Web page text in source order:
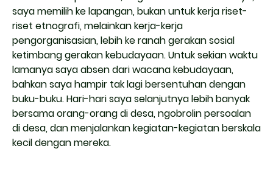
saya memilih ke lapangan, bukan untuk kerja riset-
riset etnografi, melainkan kerja-kerja
pengorganisasian, lebih ke ranah gerakan sosial
ketimbang gerakan kebudayaan. Untuk sekian waktu
lamanya saya absen dari wacana kebudayaan,
bahkan saya hampir tak lagi bersentuhan dengan
buku-buku. Hari-hari saya selanjutnya lebih banyak
bersama orang-orang di desa, ngobrolin persoalan
di desa, dan menjalankan kegiatan-kegiatan berskala
kecil dengan mereka.